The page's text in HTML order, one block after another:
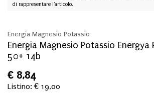
di rappresentare l'articolo.
Energia Magnesio Potassio
Energia Magnesio Potassio Energya
50+ 14b
€ 8,84
Listino: € 19,00